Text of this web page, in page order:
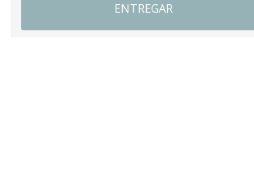
ENTREGAR